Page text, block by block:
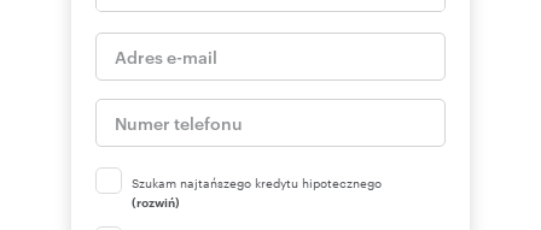
Szukam najtańszego kredytu hipotecznego
(rozwiń)